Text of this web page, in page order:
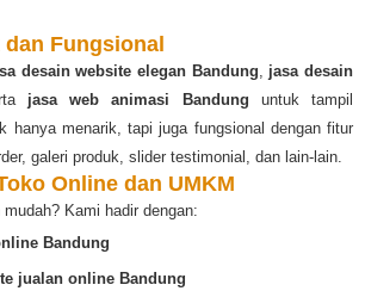
Fungsional
desain website elegan Bandung, jasa desain
jasa web animasi Bandung untuk tampil
hanya menarik, tapi juga fungsional dengan fitur
galeri produk, slider testimonial, dan lain-lain.
Online dan UMKM
Kami hadir dengan:
Bandung
jualan online Bandung